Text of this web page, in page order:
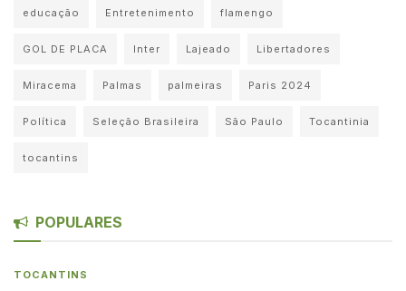
educação Entretenimento flamengo
GOL DE PLACA Inter Lajeado Libertadores
Miracema Palmas palmeiras Paris 2024
Política Seleção Brasileira São Paulo Tocantinia
tocantins
POPULARES
TOCANTINS